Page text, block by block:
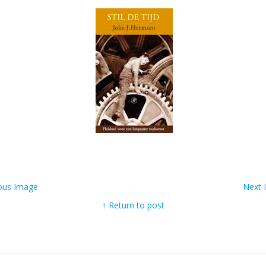
Image Next
↑ Return to post